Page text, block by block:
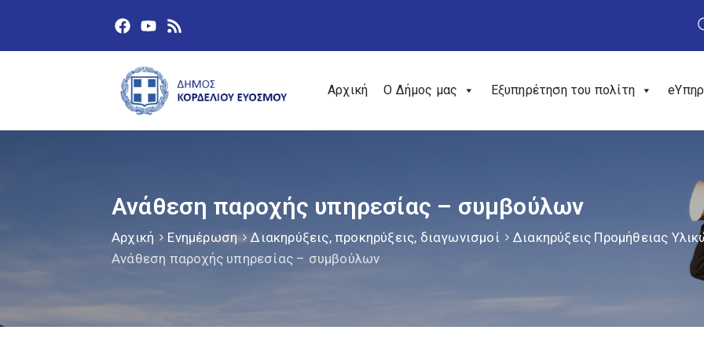
Αρχική Ο Δήμος μας Εξυπηρέτηση του πολίτη
Ανάθεση παροχής υπηρεσίας – συμβούλων
Αρχική Ενημέρωση Διακηρύξεις, προκηρύξεις, διαγωνισμοί
Διακηρύξεις Προμήθειας
Ανάθεση παροχής υπηρεσίας – συμβούλων